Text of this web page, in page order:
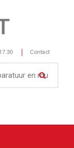
Contact